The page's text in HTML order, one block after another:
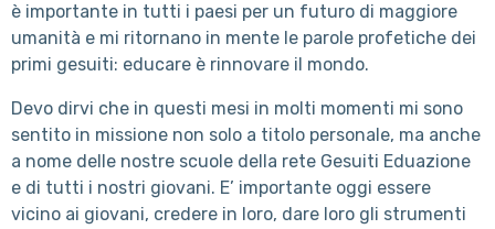
è importante in tutti i paesi per un futuro di maggiore
umanità e mi ritornano in mente le parole profetiche dei
primi gesuiti: educare è rinnovare il mondo.
Devo dirvi che in questi mesi in molti momenti mi sono
sentito in missione non solo a titolo personale, ma anche
a nome delle nostre scuole della rete Gesuiti Eduazione
e di tutti i nostri giovani. E’ importante oggi essere
vicino ai giovani, credere in loro, dare loro gli strumenti